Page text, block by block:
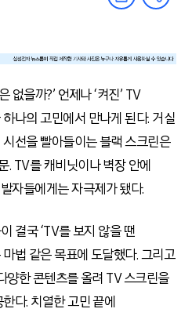
없을까?’ 언제나 ‘켜진’ TV
나의 고민에서 만나게 된다. 거실
선을 빨아들이는 블랙 스크린은
. TV를 캐비닛이나 벽장 안에
자들에게는 자극제가 됐다.
결국 ‘TV를 보지 않을 땐
법 같은 목표에 도달했다. 그리고
양한 콘텐츠를 올려 TV 스크린을
다. 치열한 고민 끝에